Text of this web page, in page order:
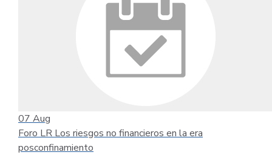
07 Aug
Foro LR Los riesgos no financieros en la era
posconfinamiento